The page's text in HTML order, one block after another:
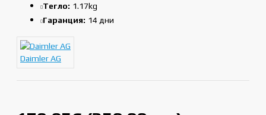
Тегло: 1.17kg
Гаранция: 14 дни
Daimler AG